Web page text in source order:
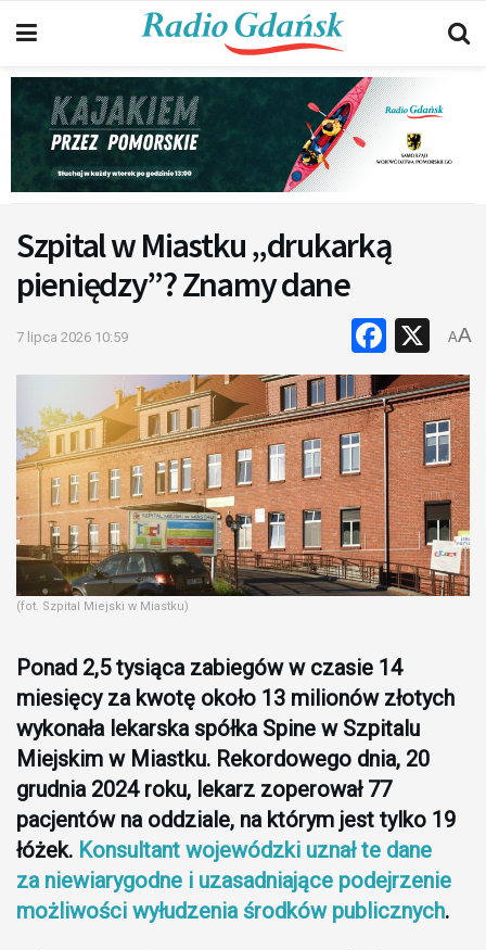
Szpital w Miastku „drukarką
pieniędzy”? Znamy dane
7 lipca 2026 10:59 X
AA
(fot. Szpital Miejski w Miastku)
Ponad 2,5 tysiąca zabiegów w czasie 14
miesięcy za kwotę około 13 milionów złotych
wykonała lekarska spółka Spine w Szpitalu
Miejskim w Miastku. Rekordowego dnia, 20
grudnia 2024 roku, lekarz zoperował 77
pacjentów na oddziale, na którym jest tylko 19
łóżek. Konsultant wojewódzki uznał te dane
za niewiarygodne i uzasadniające podejrzenie
możliwości wyłudzenia środków publicznych.